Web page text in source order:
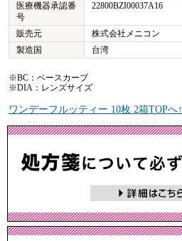
医療機器承認番
号
22800BZI00037A16
販売元
株式会社メニコン
製造国
台湾
※BC：ベースカーブ
※DIA：レンズサイズ
ワンデーフルッティー 10枚 2箱TOPへ↑